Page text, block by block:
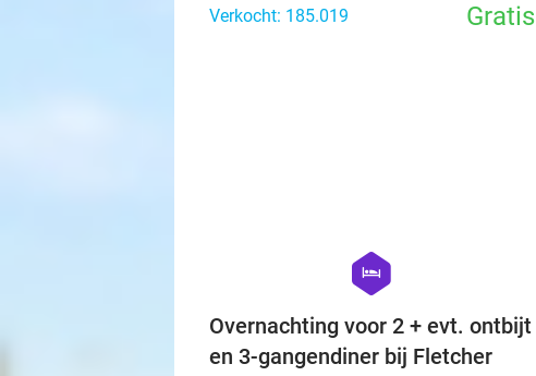
Verkocht: 185.019
Gratis
hexagon
hotel
Overnachting voor 2 + evt. ontbijt
en 3-gangendiner bij Fletcher